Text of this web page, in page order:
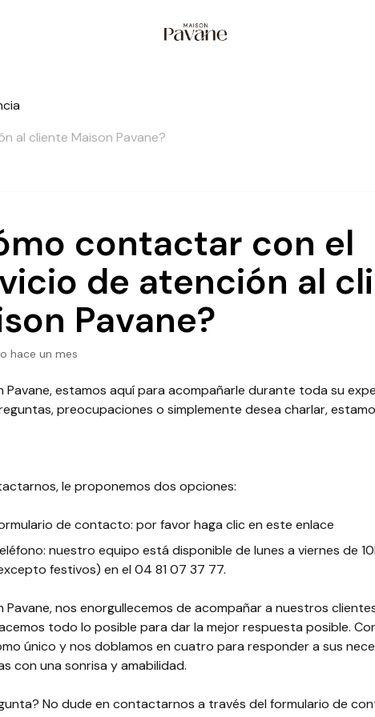
al cliente Maison Pavane?
contactar con el
de atención al
Pavane?
hace un mes
Pavane, estamos aquí para acompañarle durante toda su
preocupaciones o simplemente desea charlar,
le proponemos dos opciones:
de contacto: por favor haga clic en este enlace
nuestro equipo está disponible de lunes a viernes de
festivos) en el 04 81 07 37 77.
Pavane, nos enorgullecemos de acompañar a nuestros
todo lo posible para dar la mejor respuesta posible.
único y nos doblamos en cuatro para responder a sus
con una sonrisa y amabilidad.
No dude en contactarnos a través del formulario de